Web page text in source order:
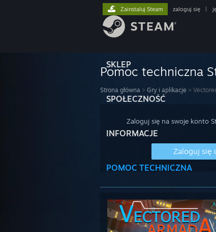
SKLEP
SPOŁECZNOŚĆ
INFORMACJE
POMOC TECHNICZNA
Zainstaluj Steam zaloguj się
Pomoc techniczna
Strona główna > Gry i aplikacje >
Zaloguj się na swoje konto
Zaloguj się